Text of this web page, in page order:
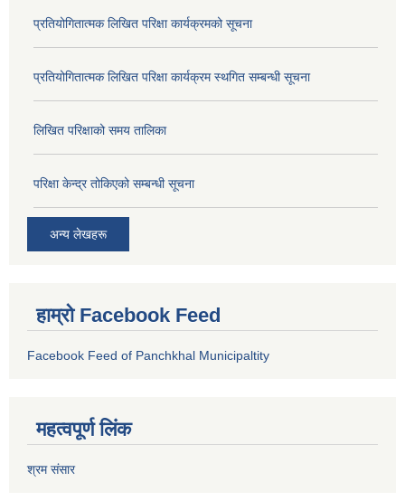
प्रतियोगितात्मक लिखित परिक्षा कार्यक्रमको सूचना
प्रतियोगितात्मक लिखित परिक्षा कार्यक्रम स्थगित सम्बन्धी सूचना
लिखित परिक्षाको समय तालिका
परिक्षा केन्द्र तोकिएको सम्बन्धी सूचना
अन्य लेखहरू
हाम्रो Facebook Feed
Facebook Feed of Panchkhal Municipaltity
महत्वपूर्ण लिंक
श्रम संसार